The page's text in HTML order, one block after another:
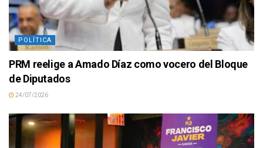
POLÍTICA
PRM reelige a Amado Díaz como vocero del Bloque
de Diputados
24/07/2026